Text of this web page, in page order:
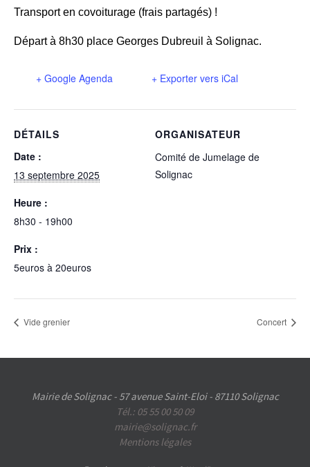
Transport en covoiturage (frais partagés) !
Départ à 8h30 place Georges Dubreuil à Solignac.
+ Google Agenda + Exporter vers iCal
DÉTAILS
Date :
13 septembre 2025
Heure :
8h30 - 19h00
Prix :
5euros à 20euros
ORGANISATEUR
Comité de Jumelage de
Solignac
Vide grenier Concert
Mairie de Solignac - 57 avenue Saint-Eloi - 87110 Solignac
Tél.: 05 55 00 50 09
mairie@solignac.fr
Mentions légales